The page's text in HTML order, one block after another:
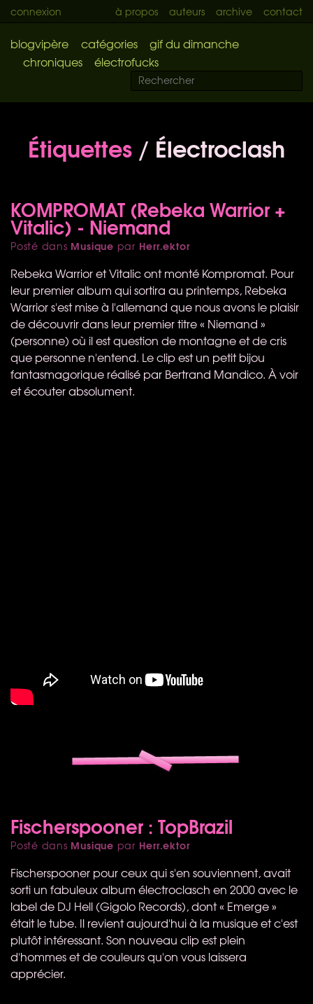
connexion à propos auteurs archive contact
blogvipère catégories
gif du dimanche
chroniques
électrofucks
Étiquettes / Électroclash
KOMPROMAT (Rebeka Warrior +
Vitalic) - Niemand
Posté dans Musique par Herr.ektor
Rebeka Warrior et Vitalic ont monté Kompromat. Pour
leur premier album qui sortira au printemps, Rebeka
Warrior s'est mise à l'allemand que nous avons le plaisir
de découvrir dans leur premier titre « Niemand »
(personne) où il est question de montagne et de cris
que personne n'entend. Le clip est un petit bijou
fantasmagorique réalisé par Bertrand Mandico. À voir
et écouter absolument.
Fischerspooner : TopBrazil
Posté dans Musique par Herr.ektor
Fischerspooner pour ceux qui s'en souviennent, avait
sorti un fabuleux album électroclasch en 2000 avec le
label de DJ Hell (Gigolo Records), dont « Emerge »
était le tube. Il revient aujourd'hui à la musique et c'est
plutôt intéressant. Son nouveau clip est plein
d'hommes et de couleurs qu'on vous laissera
apprécier.